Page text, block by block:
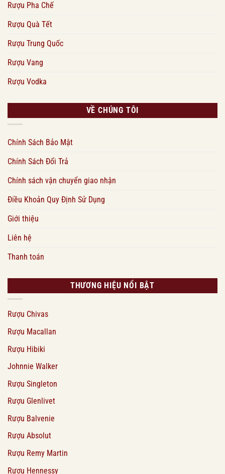
Rượu Pha Chế
Rượu Quà Tết
Rượu Trung Quốc
Rượu Vang
Rượu Vodka
VỀ CHÚNG TÔI
Chính Sách Bảo Mật
Chính Sách Đổi Trả
Chính sách vận chuyển giao nhận
Điều Khoản Quy Định Sử Dụng
Giới thiệu
Liên hệ
Thanh toán
THƯƠNG HIỆU NỔI BẬT
Rượu Chivas
Rượu Macallan
Rượu Hibiki
Johnnie Walker
Rượu Singleton
Rượu Glenlivet
Rượu Balvenie
Rượu Absolut
Rượu Remy Martin
Rượu Hennessy